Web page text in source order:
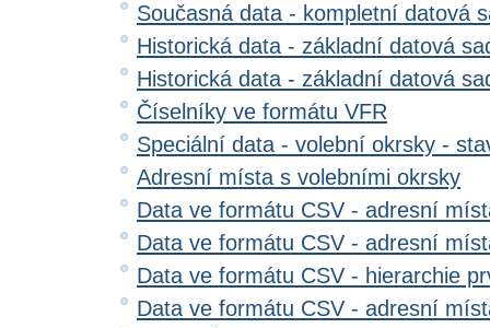
Současná data - kompletní datová
Historická data - základní datová
Historická data - základní datová
Číselníky ve formátu VFR
Speciální data - volební okrsky -
Adresní místa s volebními okrsky
Data ve formátu CSV - adresní
Data ve formátu CSV - adresní
Data ve formátu CSV - hierarchie
Data ve formátu CSV - adresní